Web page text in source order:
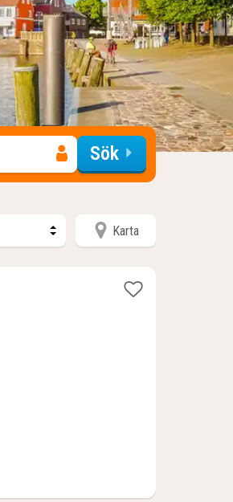
Sök
Karta